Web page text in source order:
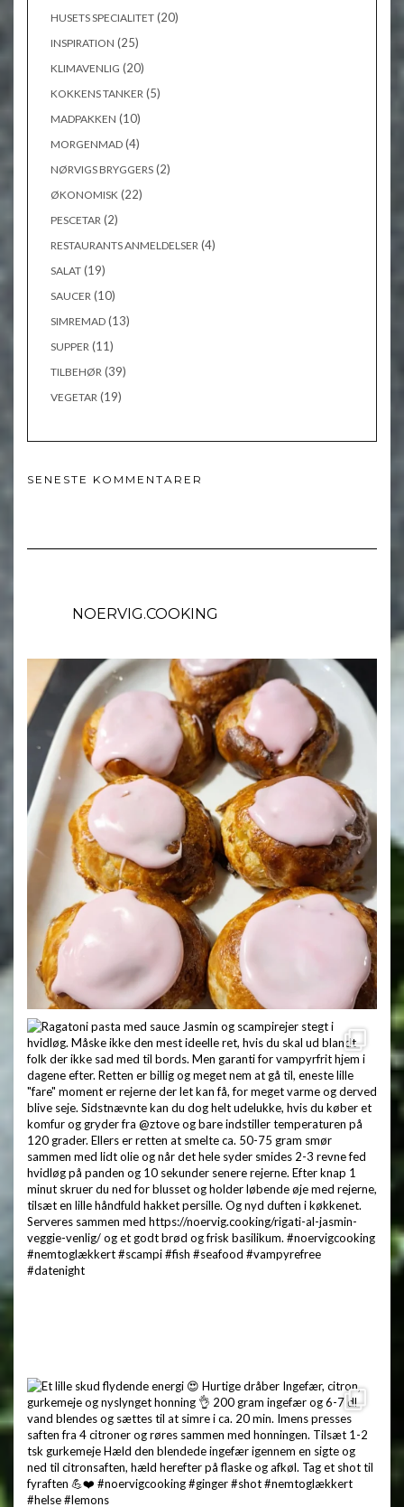
HUSETS SPECIALITET (20)
INSPIRATION (25)
KLIMAVENLIG (20)
KOKKENS TANKER (5)
MADPAKKEN (10)
MORGENMAD (4)
NØRVIGS BRYGGERS (2)
ØKONOMISK (22)
PESCETAR (2)
RESTAURANTS ANMELDELSER (4)
SALAT (19)
SAUCER (10)
SIMREMAD (13)
SUPPER (11)
TILBEHØR (39)
VEGETAR (19)
SENESTE KOMMENTARER
NOERVIG.COOKING